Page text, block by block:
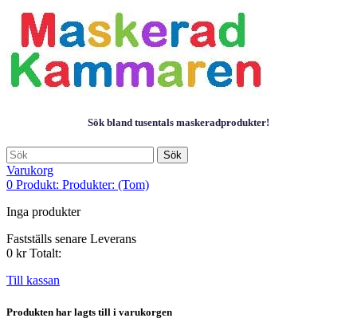
Sök bland tusentals maskeradprodukter!
Sök
Varukorg
0 Produkt: Produkter: (Tom)
Inga produkter
Fastställs senare Leverans
0 kr Totalt:
Till kassan
Produkten har lagts till i varukorgen